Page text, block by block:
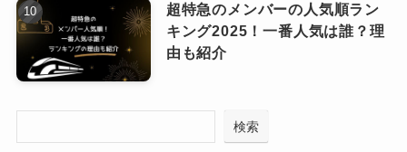
超特急のメンバーの人気順ラン
キング2025！一番人気は誰？理
由も紹介
検索